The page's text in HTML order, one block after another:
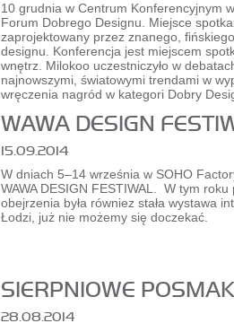
10 grudnia w Centrum Konferencyjnym
Forum Dobrego Designu. Miejsce
zaprojektowany przez znanego,
designu. Konferencja jest miejscem
wnętrz. Milokoo uczestniczyło w
najnowszymi, światowymi trendami w
wręczenia nagród w kategori Dobry
WAWA DESIGN
15.09.2014
W dniach 5–14 września w SOHO
WAWA DESIGN FESTIWAL. W tym
obejrzenia była równiez stała wystawa
Łodzi, już nie możemy się doczekać.
SIERPNIOWE
28.08.2014